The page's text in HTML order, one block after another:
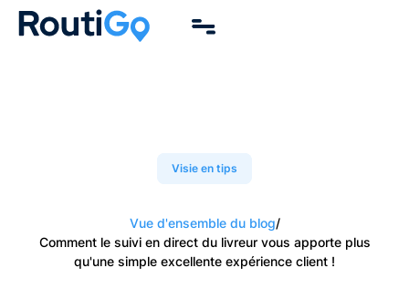
Visie en tips
Vue d'ensemble du blog/
Comment le suivi en direct du livreur vous apporte plus
qu'une simple excellente expérience client !